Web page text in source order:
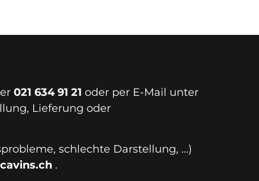
021 634 91 21 oder per E-Mail unter
Lieferung oder
schlechte Darstellung, ...)
.